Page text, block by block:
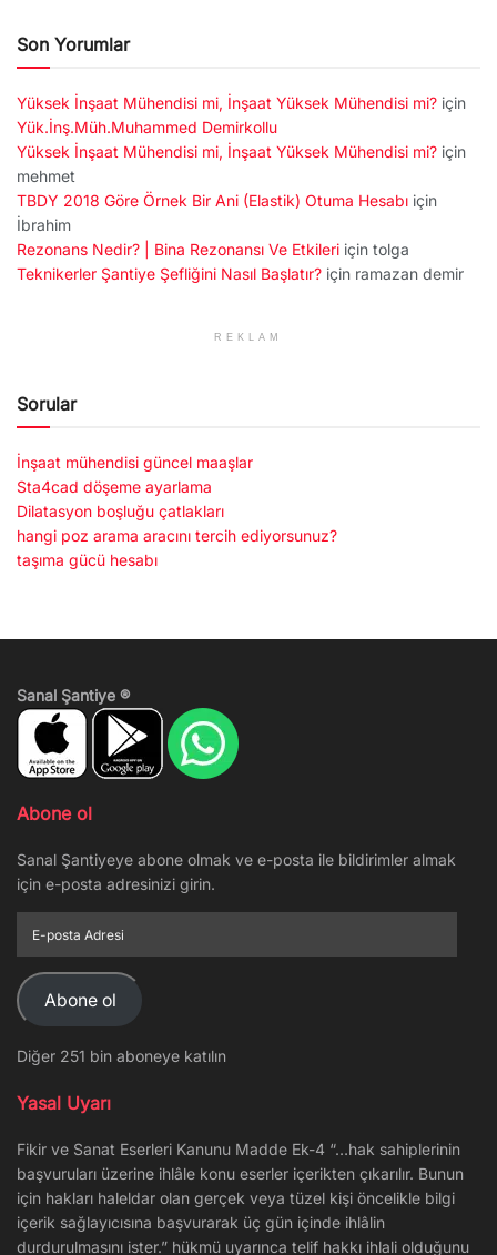
Son Yorumlar
Yüksek İnşaat Mühendisi mi, İnşaat Yüksek Mühendisi mi? için
Yük.İnş.Müh.Muhammed Demirkollu
Yüksek İnşaat Mühendisi mi, İnşaat Yüksek Mühendisi mi? için
mehmet
TBDY 2018 Göre Örnek Bir Ani (Elastik) Otuma Hesabı için
İbrahim
Rezonans Nedir? | Bina Rezonansı Ve Etkileri için tolga
Teknikerler Şantiye Şefliğini Nasıl Başlatır? için ramazan demir
REKLAM
Sorular
İnşaat mühendisi güncel maaşlar
Sta4cad döşeme ayarlama
Dilatasyon boşluğu çatlakları
hangi poz arama aracını tercih ediyorsunuz?
taşıma gücü hesabı
Sanal Şantiye ®
Abone ol
Sanal Şantiyeye abone olmak ve e-posta ile bildirimler almak
için e-posta adresinizi girin.
posta
Adresi
Abone ol
Diğer 251 bin aboneye katılın
Yasal Uyarı
Fikir ve Sanat Eserleri Kanunu Madde Ek-4 “…hak sahiplerinin
başvuruları üzerine ihlâle konu eserler içerikten çıkarılır. Bunun
için hakları haleldar olan gerçek veya tüzel kişi öncelikle bilgi
içerik sağlayıcısına başvurarak üç gün içinde ihlâlin
durdurulmasını ister.” hükmü uyarınca telif hakkı ihlali olduğunu